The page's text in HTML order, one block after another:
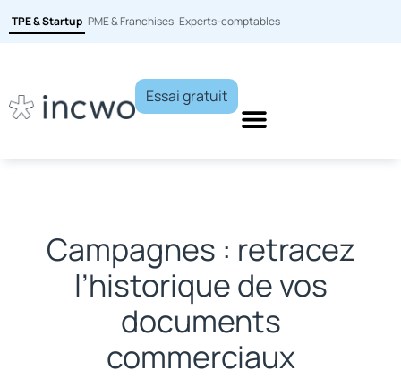
TPE & Startup PME & Franchises Experts-comptables
Essai gratuit
Campagnes : retracez
l’historique de vos
documents
commerciaux